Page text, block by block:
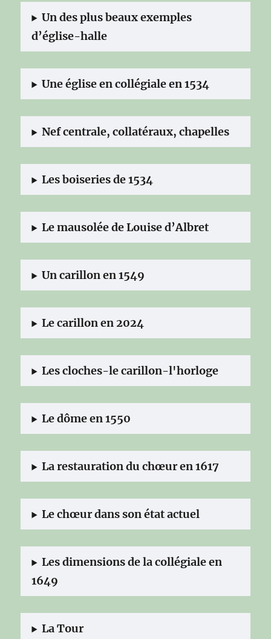
Un des plus beaux exemples
d’église-halle
Une église en collégiale en 1534
Nef centrale, collatéraux, chapelles
Les boiseries de 1534
Le mausolée de Louise d’Albret
Un carillon en 1549
Le carillon en 2024
Les cloches-le carillon-l'horloge
Le dôme en 1550
La restauration du chœur en 1617
Le chœur dans son état actuel
Les dimensions de la collégiale en
1649
La Tour